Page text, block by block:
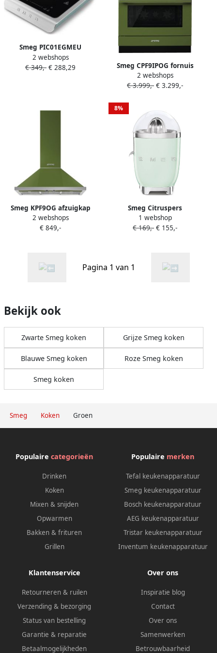
Smeg Koken Groen
Watergroen
Smeg PIC01EGMEU
Vrijstaande
inductiekookplaat Emerald
2 webshops
€ 349,- € 288,29
Smeg CPF9IPOG fornuis
Vrijstaand fornuis Olijf Zone
van inductiekookplaat A+
2 webshops
€ 3.999,- € 3.299,-
Smeg KPF9OG afzuigkap
Muurmontage Groen 630
m³ uur
2 webshops
€ 849,-
8%
Smeg Citruspers
Pastelgroen CJF11PGEU |
Citruspersen |
1 webshop
€ 169,- € 155,-
Pagina 1 van 1
Bekijk ook
Zwarte Smeg koken Grijze Smeg koken
Blauwe Smeg koken Roze Smeg koken
Smeg koken
Populaire categorieën
Drinken
Koken
Mixen & snijden
Opwarmen
Bakken & frituren
Grillen
Populaire merken
Tefal keukenapparatuur
Smeg keukenapparatuur
Bosch keukenapparatuur
AEG keukenapparatuur
Tristar keukenapparatuur
Inventum keukenapparatuur
Klantenservice
Retourneren & ruilen
Verzending & bezorging
Status van bestelling
Garantie & reparatie
Betaalmogelijkheden
Over ons
Inspiratie blog
Contact
Over ons
Samenwerken
Betrouwbaarheid